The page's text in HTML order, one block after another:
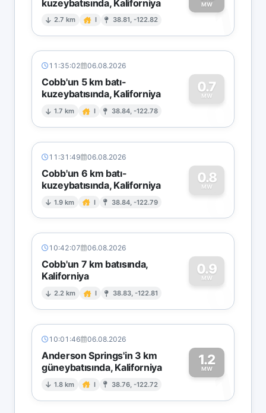
kuzeybatısında, Kaliforniya
2.7 km I 38.81, -122.82
MW1
11:35:02 06.08.2026
Cobb'un 5 km batı-
kuzeybatısında, Kaliforniya
1.7 km I 38.84, -122.78
0.7
MW
0
11:31:49 06.08.2026
Cobb'un 6 km batı-
kuzeybatısında, Kaliforniya
1.9 km I 38.84, -122.79
0.8
MW
0
10:42:07 06.08.2026
Cobb'un 7 km batısında,
Kaliforniya
2.2 km I 38.83, -122.81
0.9
MW
0
10:01:46 06.08.2026
Anderson Springs'in 3 km
güneybatısında, Kaliforniya
1.8 km I 38.76, -122.72
1.2
MW1